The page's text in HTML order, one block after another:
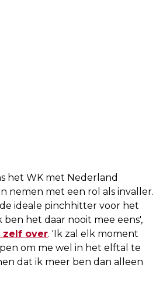
het WK met Nederland
nemen met een rol als invaller.
ideale pinchhitter voor het
ben het daar nooit mee eens',
zelf over. 'Ik zal elk moment
om me wel in het elftal te
dat ik meer ben dan alleen